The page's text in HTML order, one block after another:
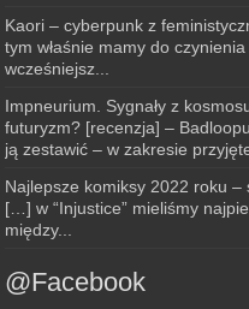
Kaori – cyberpunk z
tym właśnie mamy do
wcześniejsz...
Impneurium. Sygnały z
futuryzm? [recenzja] –
ją zestawić – w zakresie
Najlepsze komiksy 2022 roku
[…] w “Injustice” mieliśmy
między...
@Facebook